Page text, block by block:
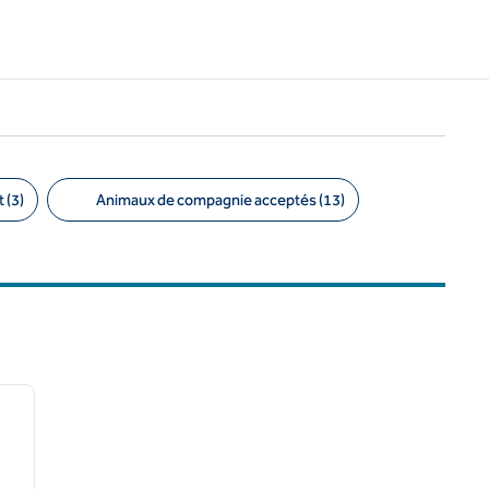
(3) Animaux de compagnie acceptés (13)
image suivante